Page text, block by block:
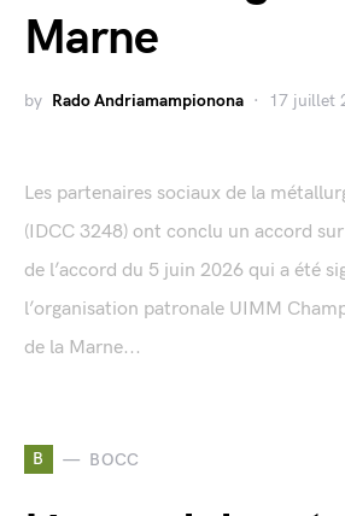
Marne
by Rado Andriamampionona 17 juillet
Les partenaires sociaux de la
(IDCC 3248) ont conclu un accord sur
de l’accord du 5 juin 2026 qui a été
l’organisation patronale UIMM
de la Marne...
B BOCC